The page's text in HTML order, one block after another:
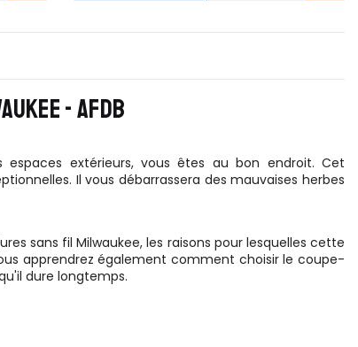
- AFDB
extérieurs, vous êtes au bon endroit. Cet
Il vous débarrassera des mauvaises herbes
sans fil Milwaukee, les raisons pour lesquelles cette
apprendrez également comment choisir le coupe-
dure longtemps.